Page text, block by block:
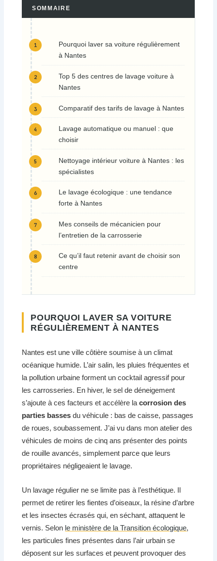
SOMMAIRE
Pourquoi laver sa voiture régulièrement
à Nantes
Top 5 des centres de lavage voiture à
Nantes
Comparatif des tarifs de lavage à Nantes
Lavage automatique ou manuel : que
choisir
Nettoyage intérieur voiture à Nantes : les
spécialistes
Le lavage écologique : une tendance
forte à Nantes
Mes conseils de mécanicien pour
l’entretien de la carrosserie
Ce qu’il faut retenir avant de choisir son
centre
POURQUOI LAVER SA VOITURE
RÉGULIÈREMENT À NANTES
Nantes est une ville côtière soumise à un climat
océanique humide. L’air salin, les pluies fréquentes et
la pollution urbaine forment un cocktail agressif pour
les carrosseries. En hiver, le sel de déneigement
s’ajoute à ces facteurs et accélère lacorrosion des
parties basses du véhicule : bas de caisse, passages
de roues, soubassement. J’ai vu dans mon atelier des
véhicules de moins de cinq ans présenter des points
de rouille avancés, simplement parce que leurs
propriétaires négligeaient le lavage.
Un lavage régulier ne se limite pas à l’esthétique. Il
permet de retirer les fientes d’oiseaux, la résine d’arbre
et les insectes écrasés qui, en séchant, attaquent le
vernis. Selon le ministère de la Transition écologique,
les particules fines présentes dans l’air urbain se
déposent sur les surfaces et peuvent provoquer des